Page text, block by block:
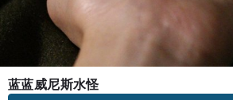
蓝蓝威尼斯水怪